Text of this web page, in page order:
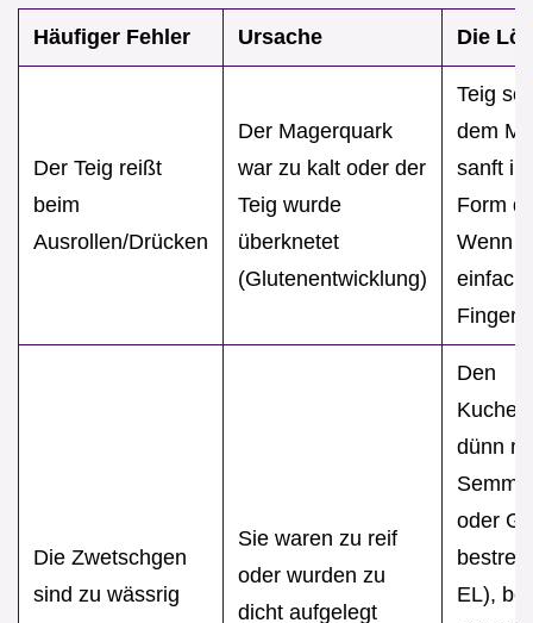
Häufiger Fehler Ursache Die
Der Teig reißt
beim
Ausrollen/Drücken
Der Magerquark
war zu kalt oder der
Teig wurde
überknetet
(Glutenentwicklung)
Teig
dem
sanft in
Form
Wenn
einfach
Die Zwetschgen
sind zu wässrig
Sie waren zu reif
oder wurden zu
dicht aufgelegt
Den
dünn
oder
EL),